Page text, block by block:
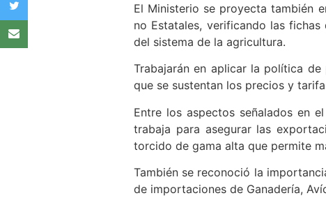
El Ministerio se proyecta también
no Estatales, verificando las
del sistema de la agricultura.
Trabajarán en aplicar la política
que se sustentan los precios y
Entre los aspectos señalados en
trabaja para asegurar las
torcido de gama alta que permite
También se reconoció la
de importaciones de Ganadería,